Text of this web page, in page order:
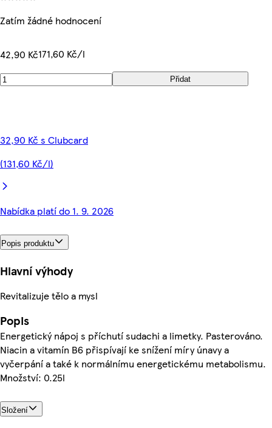
Zatím žádné hodnocení
42,90 Kč171,60 Kč/l
Přidat
32,90 Kč s Clubcard
(131,60 Kč/l)
Nabídka platí do 1. 9. 2026
Popis produktu
Hlavní výhody
Revitalizuje tělo a mysl
Popis
Energetický nápoj s příchutí sudachi a limetky. Pasterováno.
Niacin a vitamín B6 přispívají ke snížení míry únavy a
vyčerpání a také k normálnímu energetickému metabolismu.
Množství: 0.25l
Složení